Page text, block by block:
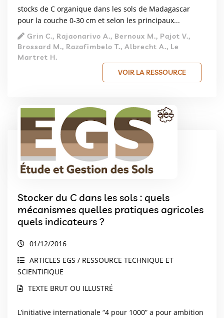
stocks de C organique dans les sols de Madagascar
pour la couche 0-30 cm et selon les principaux...
Grin C., Rajaonarivo A., Bernoux M., Pajot V.,
Brossard M., Razafimbelo T., Albrecht A., Le
Martret H.
VOIR LA RESSOURCE
Stocker du C dans les sols : quels
mécanismes quelles pratiques agricoles
quels indicateurs ?
01/12/2016
ARTICLES EGS / RESSOURCE TECHNIQUE ET
SCIENTIFIQUE
TEXTE BRUT OU ILLUSTRÉ
L’initiative internationale “4 pour 1000” a pour ambition